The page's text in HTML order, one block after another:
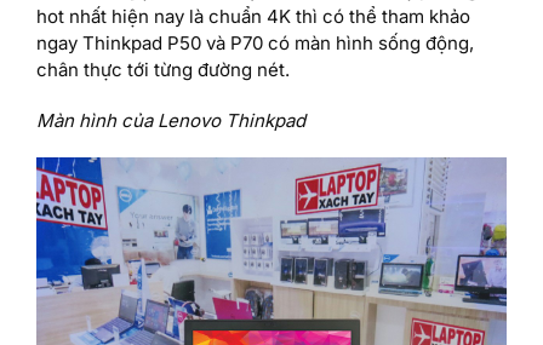
hot nhất hiện nay là chuẩn 4K thì có thể tham khảo
ngay Thinkpad P50 và P70 có màn hình sống động,
chân thực tới từng đường nét.
Màn hình của Lenovo Thinkpad